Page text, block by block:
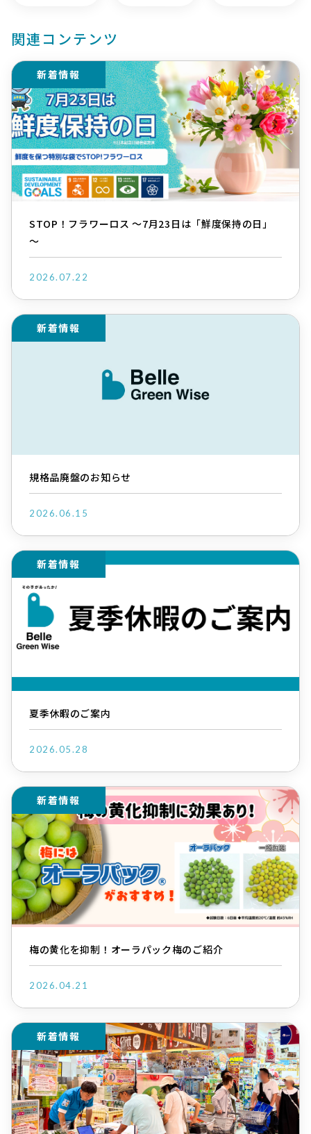
関連コンテンツ
新着情報
STOP！フラワーロス ～7月23日は「鮮度保持の日」
～
2026.07.22
新着情報
規格品廃盤のお知らせ
2026.06.15
新着情報
夏季休暇のご案内
2026.05.28
新着情報
梅の黄化を抑制！オーラパック梅のご紹介
2026.04.21
新着情報